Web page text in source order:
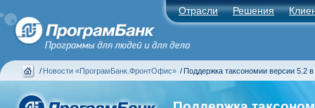
Отрасли Решения
/ Новости «ПрограмБанк.ФронтОфис» / Поддержка таксономии версии 5.2